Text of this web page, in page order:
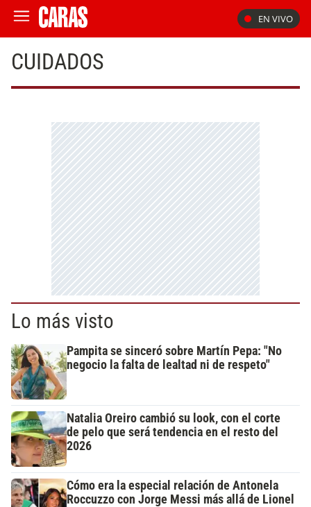
EN VIVO
CUIDADOS
Lo más visto
Pampita se sinceró sobre Martín Pepa: "No
negocio la falta de lealtad ni de respeto"
Natalia Oreiro cambió su look, con el corte
de pelo que será tendencia en el resto del
2026
Cómo era la especial relación de Antonela
Roccuzzo con Jorge Messi más allá de Lionel